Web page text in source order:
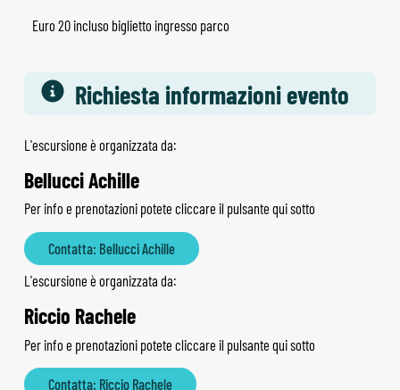
Euro 20 incluso biglietto ingresso parco
Richiesta informazioni evento
L'escursione è organizzata da:
Bellucci Achille
Per info e prenotazioni potete cliccare il pulsante qui sotto
Contatta: Bellucci Achille
L'escursione è organizzata da:
Riccio Rachele
Per info e prenotazioni potete cliccare il pulsante qui sotto
Contatta: Riccio Rachele